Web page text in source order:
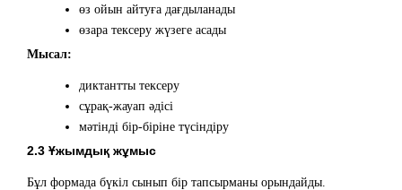
өз ойын айтуға дағдыланады
өзара тексеру жүзеге асады
Мысал:
диктантты тексеру
сұрақ-жауап әдісі
мәтінді бір-біріне түсіндіру
2.3 Ұжымдық жұмыс
Бұл формада бүкіл сынып бір тапсырманы орындайды.